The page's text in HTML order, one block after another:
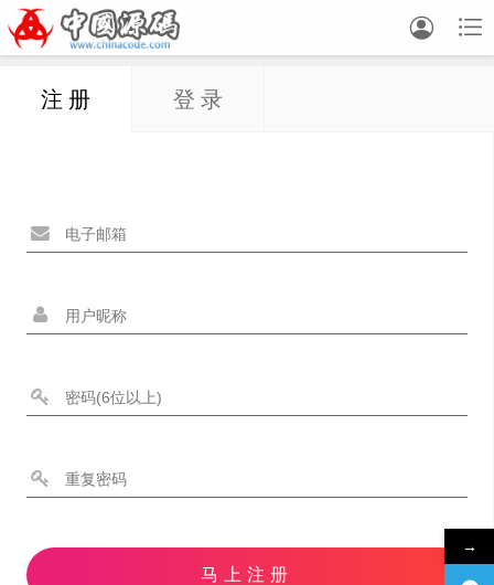


注 册 登 录
马上注册
→